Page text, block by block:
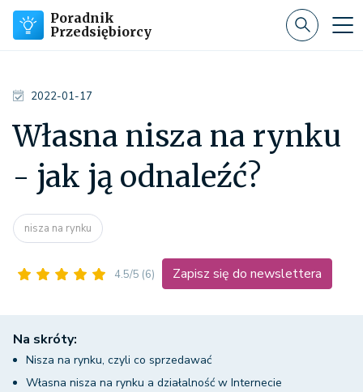
Poradnik
Przedsiębiorcy
2022-01-17
Własna nisza na rynku
- jak ją odnaleźć?
nisza na rynku
4.5/5 (6) Zapisz się do newslettera
Na skróty:
Nisza na rynku, czyli co sprzedawać
Własna nisza na rynku a działalność w Internecie